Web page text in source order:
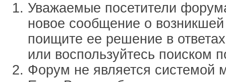
Уважаемые посетители
новое сообщение о
поищите ее решение в
или воспользуйтесь поиском
Форум не является системой